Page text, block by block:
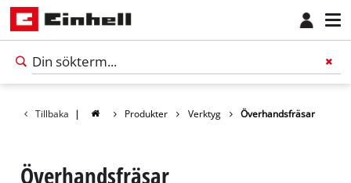
Tillbaka | Produkter Verktyg Överhandsfräsar
Överhandsfräsar